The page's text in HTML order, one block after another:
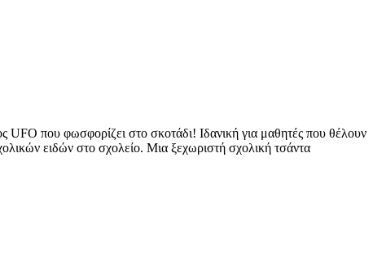
που φωσφορίζει στο σκοτάδι! Ιδανική για μαθητές που θέλουν
ειδών στο σχολείο. Μια ξεχωριστή σχολική τσάντα